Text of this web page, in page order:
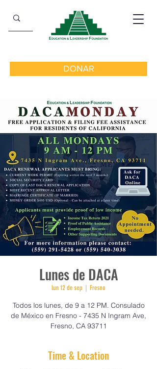
DONAR
Lunes de DACA
lun 12 de sep
  |
Fresno
Todos los lunes, de 9 a 12 PM. Consulado
de México en Fresno - 7435 N Ingram Ave,
Fresno, CA 93711
Time & Location